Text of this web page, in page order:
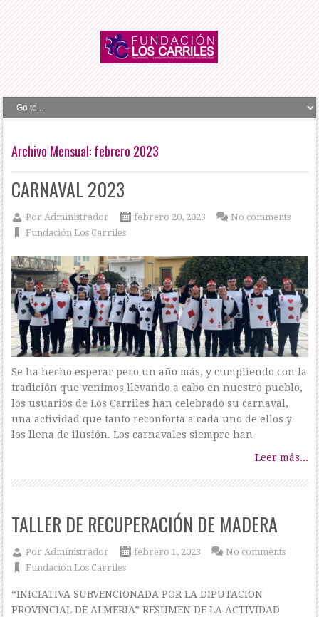
Archivo Mensual:febrero 2023
CARNAVAL 2023
PorAdministrador
febrero 20, 2023
Fundación Los Carriles
No comments
Se ha hecho esperar pero un año más, y cumpliendo con la
tradición que venimos llevando a cabo en nuestro pueblo,
los usuarios de Los Carriles han celebrado su carnaval,
una actividad que tanto reconforta a cada uno de ellos y
los llena de ilusión. Los carnavales siempre han
Leer más...
TALLER DE RECUPERACIÓN DE MADERA
PorAdministrador
febrero 1, 2023
Fundación Los Carriles
No comments
“INICIATIVA SUBVENCIONADA POR LA DIPUTACION
PROVINCIAL DE ALMERIA” RESUMEN DE LA ACTIVIDAD